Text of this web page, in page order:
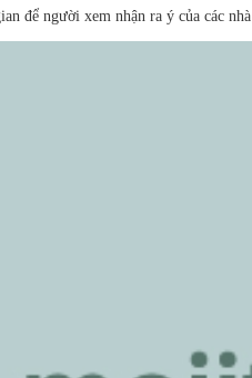
để người xem nhận ra ý của các nhà